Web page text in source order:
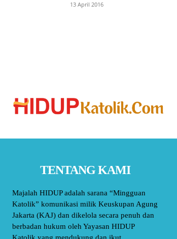
13 April 2016
TENTANG KAMI
Majalah HIDUP adalah sarana “Mingguan
Katolik” komunikasi milik Keuskupan Agung
Jakarta (KAJ) dan dikelola secara penuh dan
berbadan hukum oleh Yayasan HIDUP